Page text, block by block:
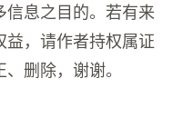
信息之目的。若有来
益，请作者持权属证
删除，谢谢。